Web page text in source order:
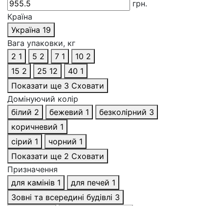
грн.
Країна
Україна 19
Вага упаковки, кг
2 1 5 2 7 1 10 2
15 2 25 12 40 1
Показати ще 3 Сховати
Домінуючий колір
білий 2 бежевий 1 безколірний 3
коричневий 1
сірий 1 чорний 1
Показати ще 2 Сховати
Призначення
для камінів 1 для печей 1
Зовні та всередині будівлі 3